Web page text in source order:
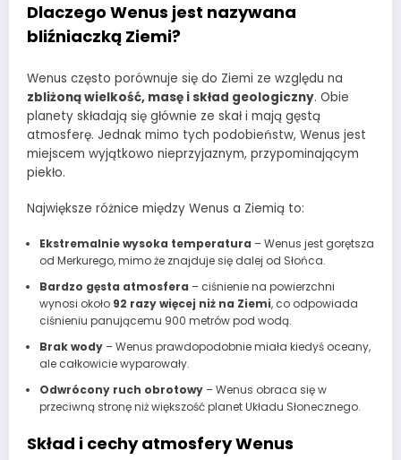
Dlaczego Wenus jest nazywana
bliźniaczką Ziemi?
Wenus często porównuje się do Ziemi ze względu na
zbliżoną wielkość, masę i skład geologiczny. Obie
planety składają się głównie ze skał i mają gęstą
atmosferę. Jednak mimo tych podobieństw, Wenus jest
miejscem wyjątkowo nieprzyjaznym, przypominającym
piekło.
Największe różnice między Wenus a Ziemią to:
Ekstremalnie wysoka temperatura – Wenus jest gorętsza
od Merkurego, mimo że znajduje się dalej od Słońca.
Bardzo gęsta atmosfera – ciśnienie na powierzchni
wynosi około 92 razy więcej niż na Ziemi, co odpowiada
ciśnieniu panującemu 900 metrów pod wodą.
Brak wody– Wenus prawdopodobnie miała kiedyś oceany,
ale całkowicie wyparowały.
Odwrócony ruch obrotowy– Wenus obraca się w
przeciwną stronę niż większość planet Układu Słonecznego.
Skład i cechy atmosfery Wenus